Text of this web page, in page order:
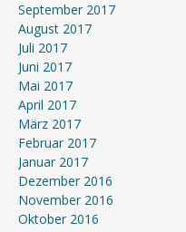
September 2017
August 2017
Juli 2017
Juni 2017
Mai 2017
April 2017
März 2017
Februar 2017
Januar 2017
Dezember 2016
November 2016
Oktober 2016